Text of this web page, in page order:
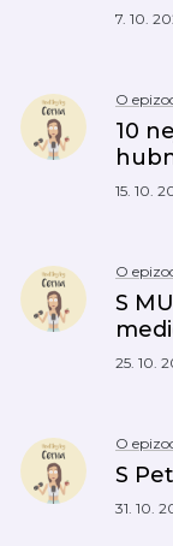
7. 10.
O
10
15. 10.
O
S
25. 10.
O
S
31. 10.